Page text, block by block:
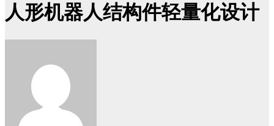
人形机器人结构件轻量化设计